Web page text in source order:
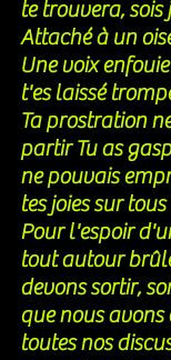
te trouvera,
Attaché à un
Une voix
t'es laissé
Ta prostration
partir Tu as
ne pouvais
tes joies sur
Pour l'espoir
tout autour
devons sortir,
que nous
toutes nos